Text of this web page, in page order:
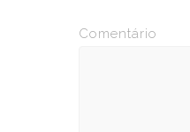
Comentário